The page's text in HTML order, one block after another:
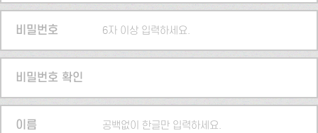
비밀번호 6자 이상 입력하세요.
비밀번호 확인
이름 공백없이 한글만 입력하세요.